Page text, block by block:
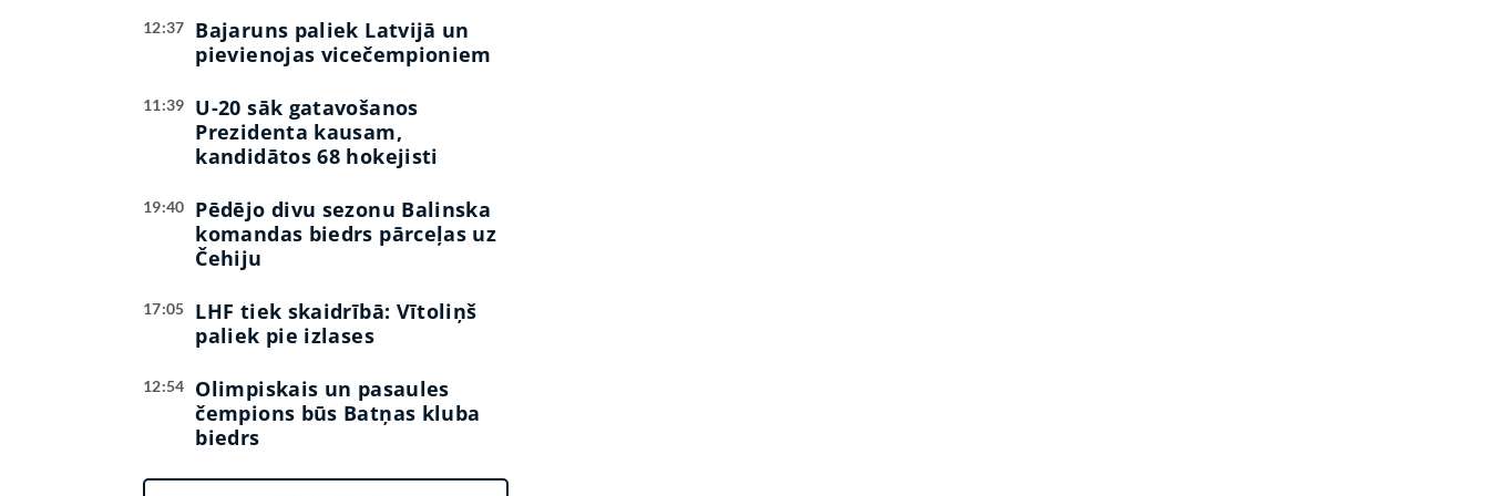
12:37
Bajaruns paliek Latvijā un
pievienojas vicečempioniem
11:39
U-20 sāk gatavošanos
Prezidenta kausam,
kandidātos 68 hokejisti
19:40
Pēdējo divu sezonu Balinska
komandas biedrs pārceļas uz
Čehiju
17:05
LHF tiek skaidrībā: Vītoliņš
paliek pie izlases
12:54
Olimpiskais un pasaules
čempions būs Batņas kluba
biedrs